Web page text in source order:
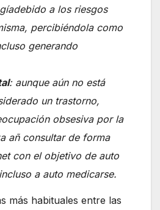
a los riesgos
percibiéndola como
generando
: aunque aún no está
un trastorno,
obsesiva por la
añ consultar de forma
con el objetivo de auto
a auto medicarse.
más habituales entre las